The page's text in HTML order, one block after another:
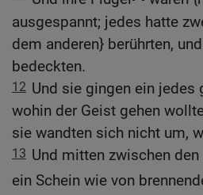
ausgespannt; jedes hatte
dem anderen} berührten,
bedeckten.
12 Und sie gingen ein jedes
wohin der Geist gehen
sie wandten sich nicht um,
13 Und mitten zwischen
ein Schein wie von